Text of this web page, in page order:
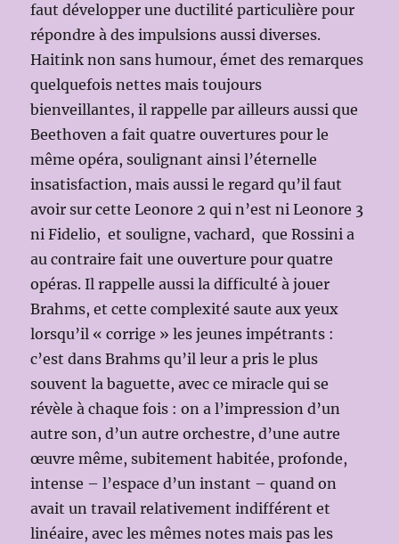
faut développer une ductilité particulière pour
répondre à des impulsions aussi diverses.
Haitink non sans humour, émet des remarques
quelquefois nettes mais toujours
bienveillantes, il rappelle par ailleurs aussi que
Beethoven a fait quatre ouvertures pour le
même opéra, soulignant ainsi l’éternelle
insatisfaction, mais aussi le regard qu’il faut
avoir sur cette Leonore 2 qui n’est ni Leonore 3
ni Fidelio, et souligne, vachard, que Rossini a
au contraire fait une ouverture pour quatre
opéras. Il rappelle aussi la difficulté à jouer
Brahms, et cette complexité saute aux yeux
lorsqu’il « corrige » les jeunes impétrants :
c’est dans Brahms qu’il leur a pris le plus
souvent la baguette, avec ce miracle qui se
révèle à chaque fois : on a l’impression d’un
autre son, d’un autre orchestre, d’une autre
œuvre même, subitement habitée, profonde,
intense – l’espace d’un instant – quand on
avait un travail relativement indifférent et
linéaire, avec les mêmes notes mais pas les